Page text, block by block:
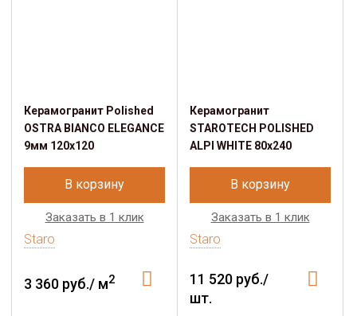
Керамогранит Polished
OSTRA BIANCO ELEGANCE
9мм 120х120
В корзину
Заказать в 1 клик
Staro
3 360 руб./ м2
Керамогранит
STAROTECH POLISHED
ALPI WHITE 80х240
В корзину
Заказать в 1 клик
Staro
11 520 руб./
шт.